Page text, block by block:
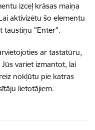
izceļ krāsas maiņa
aktivizētu šo elementu
taustiņu "Enter".
ar tastatūru,
variet izmantot, lai
nokļūtu pie katras
lietotājiem.